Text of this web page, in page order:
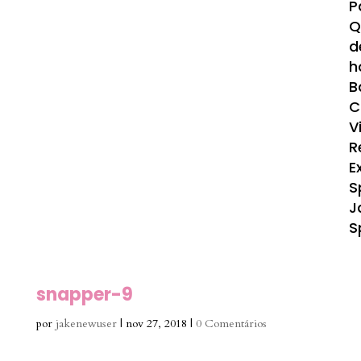
snapper-9
por jakenewuser| nov 27, 2018 | 0 Comentários